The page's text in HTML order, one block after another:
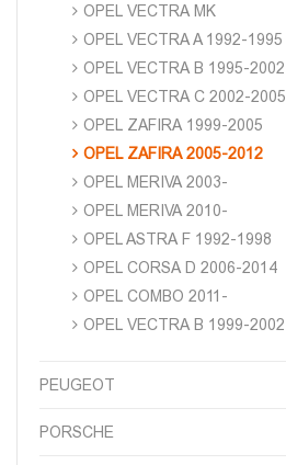
OPEL VECTRA MK
OPEL VECTRA A 1992-1995
OPEL VECTRA B 1995-2002
OPEL VECTRA C 2002-2005
OPEL ZAFIRA 1999-2005
OPEL ZAFIRA 2005-2012
OPEL MERIVA 2003-
OPEL MERIVA 2010-
OPEL ASTRA F 1992-1998
OPEL CORSA D 2006-2014
OPEL COMBO 2011-
OPEL VECTRA B 1999-2002
PEUGEOT
PORSCHE